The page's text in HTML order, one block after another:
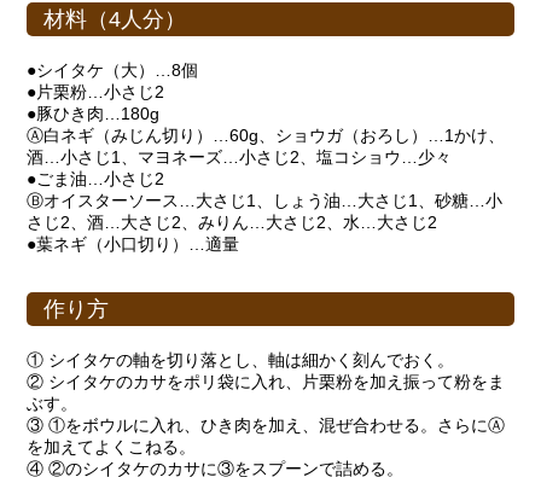
材料（4人分）
●シイタケ（大）…8個
●片栗粉…小さじ2
●豚ひき肉…180g
Ⓐ白ネギ（みじん切り）…60g、ショウガ（おろし）…1かけ、
酒…小さじ1、マヨネーズ…小さじ2、塩コショウ…少々
●ごま油…小さじ2
Ⓑオイスターソース…大さじ1、しょう油…大さじ1、砂糖…小
さじ2、酒…大さじ2、みりん…大さじ2、水…大さじ2
●葉ネギ（小口切り）…適量
作り方
① シイタケの軸を切り落とし、軸は細かく刻んでおく。
② シイタケのカサをポリ袋に入れ、片栗粉を加え振って粉をま
ぶす。
③ ①をボウルに入れ、ひき肉を加え、混ぜ合わせる。さらにⒶ
を加えてよくこねる。
④ ②のシイタケのカサに③をスプーンで詰める。